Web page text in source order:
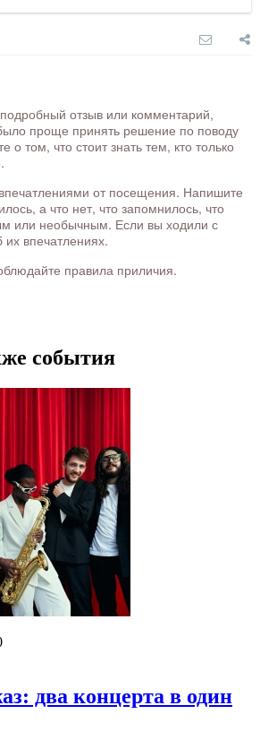
отзыв или комментарий,
проще принять решение по поводу
о том, что стоит знать тем, кто только
от посещения. Напишите
а что нет, что запомнилось, что
или необычным. Если вы ходили с
впечатлениях.
правила приличия.
события
два концерта в один